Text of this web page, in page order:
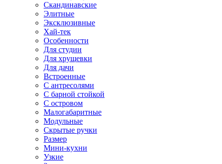
Скандинавские
Элитные
Эксклюзивные
Хай-тек
Особенности
Для студии
Для хрущевки
Для дачи
Встроенные
С антресолями
С барной стойкой
С островом
Малогабаритные
Модульные
Скрытые ручки
Размер
Мини-кухни
Узкие